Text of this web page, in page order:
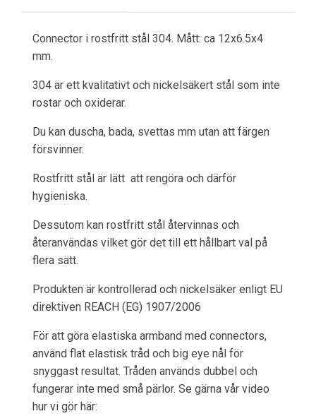
Connector i rostfritt stål 304. Mått: ca 12x6.5x4
mm.
304 är ett kvalitativt och nickelsäkert stål som inte
rostar och oxiderar.
Du kan duscha, bada, svettas mm utan att färgen
försvinner.
Rostfritt stål är lätt att rengöra och därför
hygieniska.
Dessutom kan rostfritt stål återvinnas och
återanvändas vilket gör det till ett hållbart val på
flera sätt.
Produkten är kontrollerad och nickelsäker enligt EU
direktiven REACH (EG) 1907/2006
För att göra elastiska armband med connectors,
använd flat elastisk tråd och big eye nål för
snyggast resultat. Tråden används dubbel och
fungerar inte med små pärlor. Se gärna vår video
hur vi gör här: